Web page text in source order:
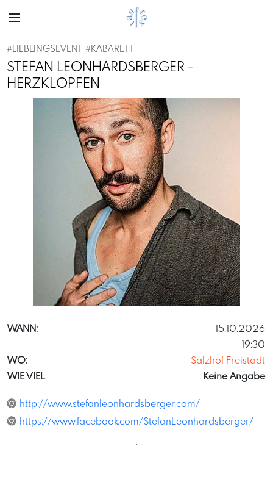
#LIEBLINGSEVENT #KABARETT
STEFAN LEONHARDSBERGER -
HERZKLOPFEN
Previous
WANN:
15.10.2026
19:30
WO:
Salzhof Freistadt
WIE VIEL
Keine Angabe
http://www.stefanleonhardsberger.com/
https://www.facebook.com/StefanLeonhardsberger/
´